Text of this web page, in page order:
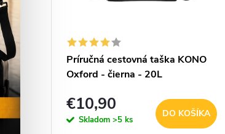
Príručná cestovná taška KONO
Oxford - čierna - 20L
€10,90
Skladom >5 ks
DO KOŠÍKA